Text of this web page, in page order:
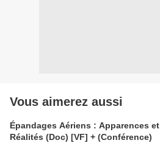
Vous aimerez aussi
Épandages Aériens : Apparences et
Réalités (Doc) [VF] + (Conférence)